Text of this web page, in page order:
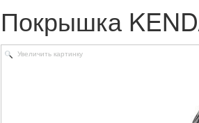
Покрышка
Увеличить картинку